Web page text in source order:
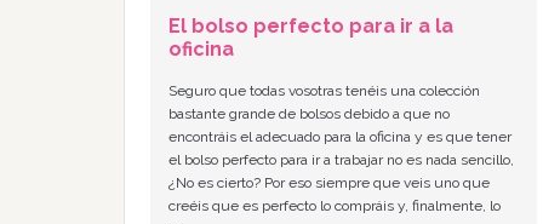
El bolso perfecto para ir a la
oficina
Seguro que todas vosotras tenéis una colección
bastante grande de bolsos debido a que no
encontráis el adecuado para la oficina y es que tener
el bolso perfecto para ir a trabajar no es nada sencillo,
¿No es cierto? Por eso siempre que veis uno que
creéis que es perfecto lo compráis y, finalmente, lo